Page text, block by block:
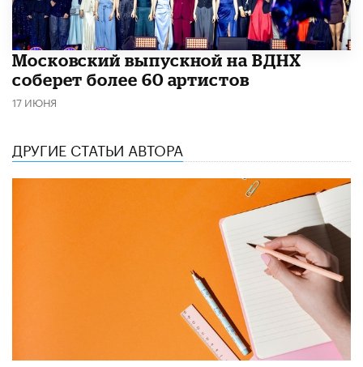
Московский выпускной на ВДНХ
соберет более 60 артистов
17 ИЮНЯ
ДРУГИЕ СТАТЬИ АВТОРА